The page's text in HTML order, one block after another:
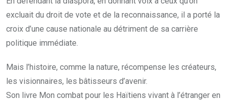
excluait du droit de vote et de la reconnaissance, il a porté la
croix d’une cause nationale au détriment de sa carrière
politique immédiate.
Mais l’histoire, comme la nature, récompense les créateurs,
les visionnaires, les bâtisseurs d’avenir.
Son livre Mon combat pour les Haïtiens vivant à l’étranger en